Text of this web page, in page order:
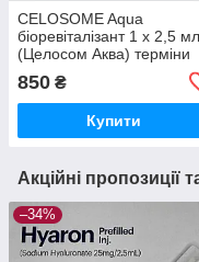
CELOSOME Aqua
біоревіталізант 1 х 2,5 мл
(Целосом Аква) терміни
850 ₴
Купити
Акційні пропозиції
–34%